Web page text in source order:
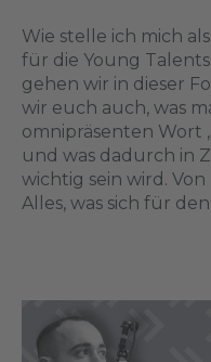
Wie stelle ich mich
für die Young
gehen wir in dieser
wir euch auch, was
omnipräsenten Wort
und was dadurch in
wichtig sein wird.
Alles, was sich für